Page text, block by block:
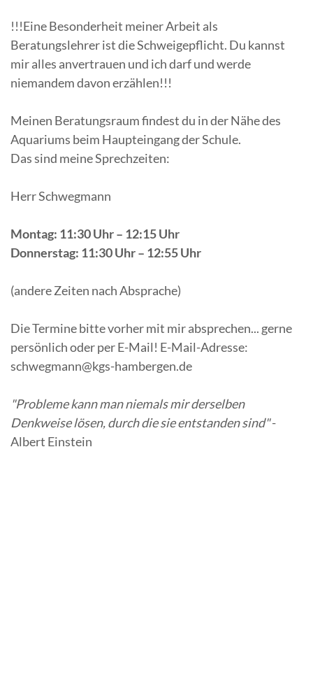
!!!Eine Besonderheit meiner Arbeit als
Beratungslehrer ist die Schweigepflicht. Du kannst
mir alles anvertrauen und ich darf und werde
niemandem davon erzählen!!!
Meinen Beratungsraum findest du in der Nähe des
Aquariums beim Haupteingang der Schule.
Das sind meine Sprechzeiten:
Herr Schwegmann
Montag: 11:30 Uhr – 12:15 Uhr
Donnerstag: 11:30 Uhr – 12:55 Uhr
(andere Zeiten nach Absprache)
Die Termine bitte vorher mit mir absprechen... gerne
persönlich oder per E-Mail! E-Mail-Adresse:
schwegmann@kgs-hambergen.de
"Probleme kann man niemals mir derselben
Denkweise lösen, durch die sie entstanden sind"-
Albert Einstein